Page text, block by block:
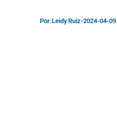
Por:Leidy Ruiz-2024-04-09